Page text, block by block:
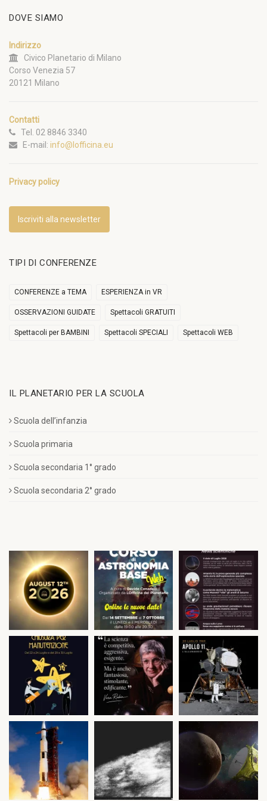
DOVE SIAMO
Indirizzo
Civico Planetario di Milano
Corso Venezia 57
20121 Milano
Contatti
Tel. 02 8846 3340
E-mail: info@lofficina.eu
Privacy policy
Iscriviti alla newsletter
TIPI DI CONFERENZE
CONFERENZE a TEMA ESPERIENZA in VR
OSSERVAZIONI GUIDATE Spettacoli GRATUITI
Spettacoli per BAMBINI Spettacoli SPECIALI Spettacoli WEB
IL PLANETARIO PER LA SCUOLA
Scuola dell’infanzia
Scuola primaria
Scuola secondaria 1° grado
Scuola secondaria 2° grado